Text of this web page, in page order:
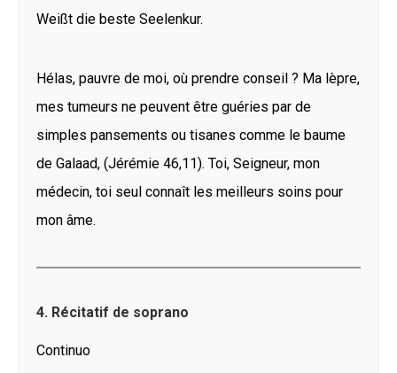
Weißt die beste Seelenkur.
Hélas, pauvre de moi, où prendre conseil ? Ma lèpre,
mes tumeurs ne peuvent être guéries par de
simples pansements ou tisanes comme le baume
de Galaad, (Jérémie 46,11). Toi, Seigneur, mon
médecin, toi seul connaît les meilleurs soins pour
mon âme.
4. Récitatif de soprano
Continuo